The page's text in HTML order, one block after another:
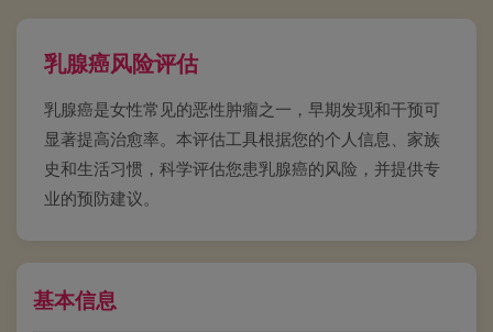
乳腺癌风险评估
乳腺癌是女性常见的恶性肿瘤之一，早期发现和干预可
显著提高治愈率。本评估工具根据您的个人信息、家族
史和生活习惯，科学评估您患乳腺癌的风险，并提供专
业的预防建议。
基本信息